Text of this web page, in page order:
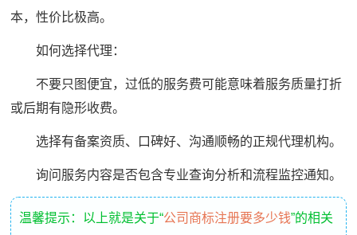
本，性价比极高。
如何选择代理：
不要只图便宜，过低的服务费可能意味着服务质量打折
或后期有隐形收费。
选择有备案资质、口碑好、沟通顺畅的正规代理机构。
询问服务内容是否包含专业查询分析和流程监控通知。
温馨提示：以上就是关于“公司商标注册要多少钱”的相关